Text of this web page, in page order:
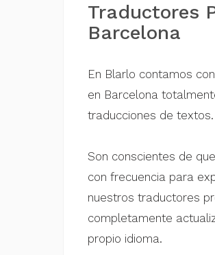
Traductores
Barcelona
En Blarlo contamos
en Barcelona
traducciones de textos.
Son conscientes de
con frecuencia para
nuestros traductores
completamente
propio idioma.